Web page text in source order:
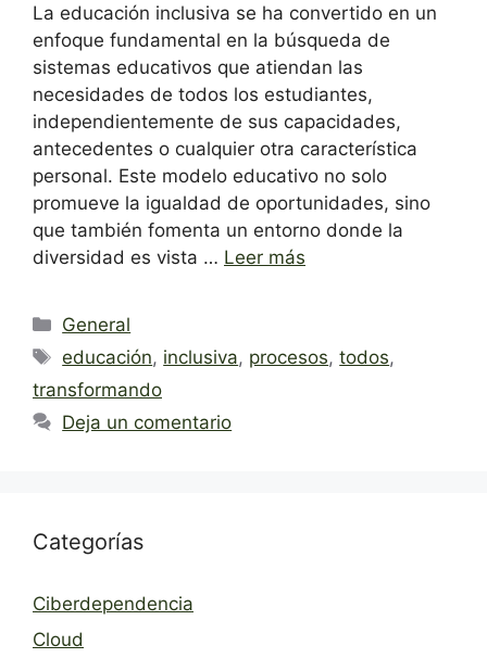
La educación inclusiva se ha convertido en un
enfoque fundamental en la búsqueda de
sistemas educativos que atiendan las
necesidades de todos los estudiantes,
independientemente de sus capacidades,
antecedentes o cualquier otra característica
personal. Este modelo educativo no solo
promueve la igualdad de oportunidades, sino
que también fomenta un entorno donde la
diversidad es vista … Leer más
Categorías
General
Etiquetas
educación, inclusiva, procesos,todos,
transformando
Deja un comentario
Categorías
Ciberdependencia
Cloud